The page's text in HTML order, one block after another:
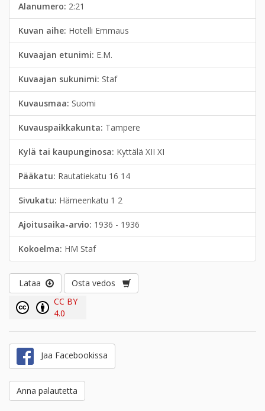
Alanumero: 2:21
Kuvan aihe: Hotelli Emmaus
Kuvaajan etunimi: E.M.
Kuvaajan sukunimi: Staf
Kuvausmaa: Suomi
Kuvauspaikkakunta: Tampere
Kylä tai kaupunginosa: Kyttälä XII XI
Pääkatu: Rautatiekatu 16 14
Sivukatu: Hämeenkatu 1 2
Ajoitusaika-arvio: 1936 - 1936
Kokoelma: HM Staf
Lataa
Osta vedos
CC BY
4.0
Jaa Facebookissa
Anna palautetta